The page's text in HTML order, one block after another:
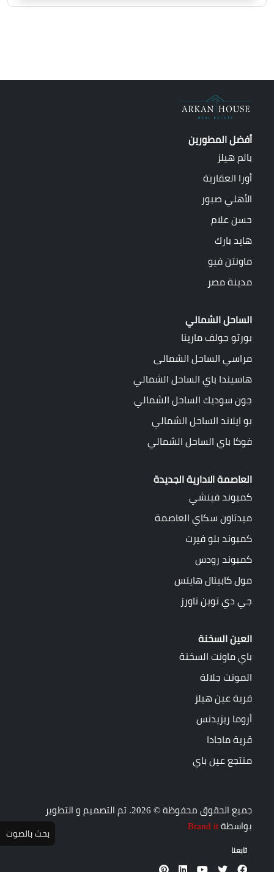
أفضل المطورين
بالم هيلز
أورا العقارية
الأهلي صبور
حسن علام
هايد بارك
ماونتن فيو
مدينة مصر
الساحل الشمالي
بورتو جولف مارينا
مراسي الساحل الشمالى
هاسيندا باي الساحل الشمالي
جون سوديك الساحل الشمالي
بو ايلاند الساحل الشمالي
فوكا باي الساحل الشمالي
العاصمة الادارية الجديدة
كمبوند فينشي
ميدتاون سكاي العاصمة
كمبوند بلو فيرت
كمبوند رودس
مول كابيتال هايتس
جي دي توين تاورز
العين السخنة
باي ماونت السخنة
المونت جلالة
قرية عين هيلز
أروما ريزيدنس
قرية ماجادا
منتجع عين باي
جميع الحقوق محفوظة © 2026. تم التصميم و التطوير
بواسطة Brand it
تابعنا
بحث بالصوت